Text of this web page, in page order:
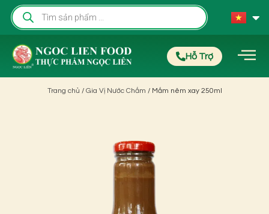
Hỗ Trợ
Trang chủ / Gia Vị Nước Chấm / Mắm nêm xay 250ml